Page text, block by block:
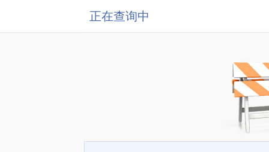
正在查询中